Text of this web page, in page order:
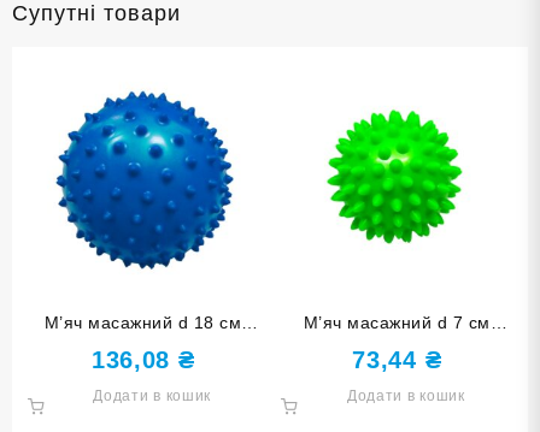
Супутні товари
М’яч масажний d 18 см
синій надувний D18
(150Гр)-С
136,08 ₴
Додати в кошик
М’яч масажний d 7 см
надувний зелений D7-З
73,44 ₴
Додати в кошик